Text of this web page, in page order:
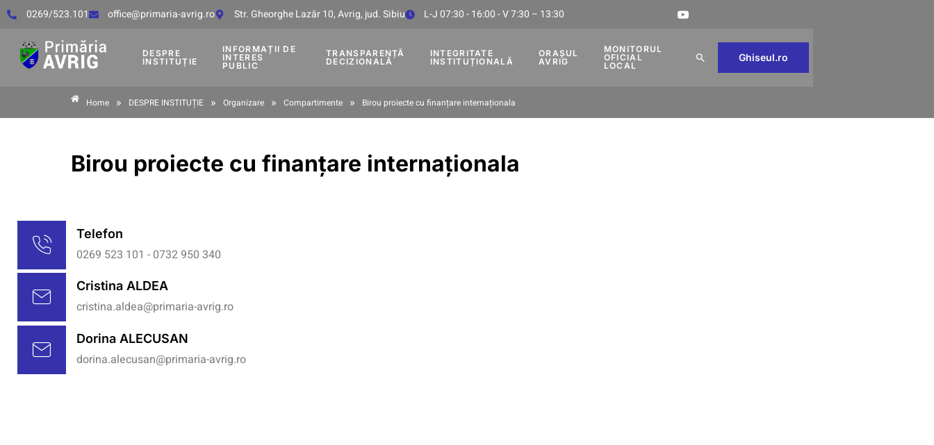
0269/523.101 office@primaria-avrig.ro Str. Gheorghe Lazăr 10, Avrig, jud. Sibiu L-J 07:30 - 16:00 - V 7:30 – 13:30
DESPRE
INSTITUȚIE
INFORMAȚII DE
INTERES
PUBLIC
TRANSPARENȚĂ
DECIZIONALĂ
INTEGRITATE
INSTITUȚIONALĂ
ORAȘUL
AVRIG
MONITORUL
OFICIAL
LOCAL
Ghiseul.ro
Home » DESPRE INSTITUȚIE » Organizare » Compartimente » Birou proiecte cu finanțare internaționala
Birou proiecte cu finanțare internaționala
Telefon
0269 523 101 - 0732 950 340
Cristina ALDEA
cristina.aldea@primaria-avrig.ro
Dorina ALECUSAN
dorina.alecusan@primaria-avrig.ro